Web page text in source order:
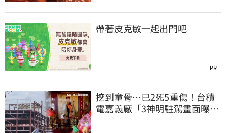
帶著皮克敏一起出門吧
PR
挖到童骨…已2死5重傷！台積
電嘉義廠「3神明駐駕畫面曝